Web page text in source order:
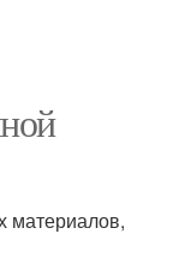
материалов,